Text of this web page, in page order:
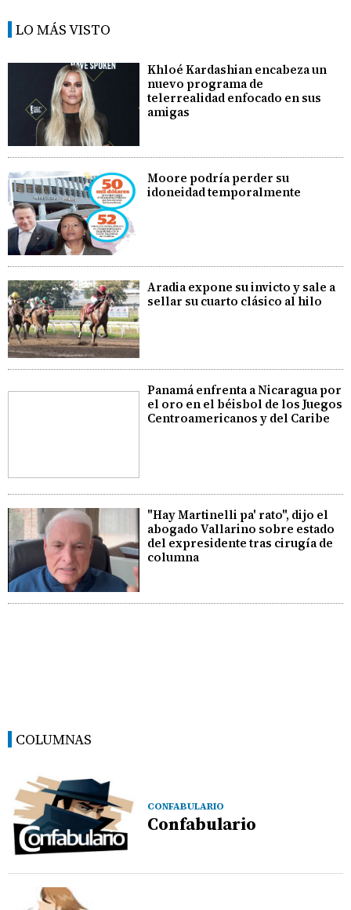
LO MÁS VISTO
Khloé Kardashian encabeza un
nuevo programa de
telerrealidad enfocado en sus
amigas
Moore podría perder su
idoneidad temporalmente
Aradia expone su invicto y sale a
sellar su cuarto clásico al hilo
Panamá enfrenta a Nicaragua por
el oro en el béisbol de los Juegos
Centroamericanos y del Caribe
"Hay Martinelli pa' rato", dijo el
abogado Vallarino sobre estado
del expresidente tras cirugía de
columna
COLUMNAS
CONFABULARIO
Confabulario